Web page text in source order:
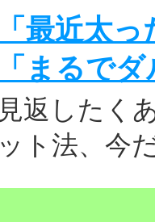
「最近太
「まるで
見返したく
ット法、今